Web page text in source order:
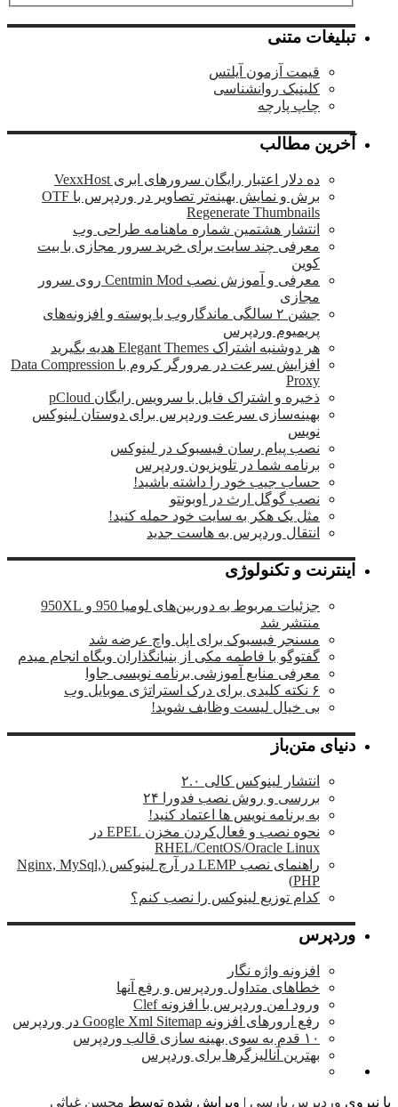
تبلیغات متنی
قیمت آزمون آیلتس
کلینیک روانشناسی
چاپ پارچه
آخرین مطالب
ده دلار اعتبار رایگان سرورهای ابری VexxHost
برش و نمایش بهینه‌تر تصاویر در وردپرس با OTF
Regenerate Thumbnails
انتشار هشتمین شماره ماهنامه طراحی وب
معرفی چند سایت برای خرید سرور مجازی با بیت
کوین
معرفی و آموزش نصب Centmin Mod روی سرور
مجازی
جشن ۲ سالگی ماندگار‌وب با پوسته و افزونه‌های
پریمیوم وردپرس
هر دوشنبه اشتراک Elegant Themes هدیه بگیرید
افزایش سرعت در مرورگر کروم با Data Compression
Proxy
ذخیره و اشتراک فایل با سرویس رایگان pCloud
بهینه‌سازی سرعت وردپرس برای دوستان لینوکس
نویس
نصب پیام رسان فیسبوک در لینوکس
برنامه شما در تلویزیون وردپرس
حساب جیب خود را داشته باشید!
نصب گوگل ارث در اوبونتو
مثل یک هکر به سایت خود حمله کنید!
انتقال وردپرس به هاست جدید
اینترنت و تکنولوژی
جزئیات مربوط به دوربین‌های لومیا 950 و 950XL
منتشر شد
مسنجر فیسبوک برای اپل واچ عرضه شد
گفتوگو با فاطمه مکی از بنیانگذاران وبگاه انجام میدم
معرفی منابع آموزشی برنامه نویسی جاوا
بی خیال لیست وظایف شوید!
دنیای متن‌باز
انتشار لینوکس کالی ۲.۰
بررسی و روش نصب فدورا ۲۴
به برنامه نویس ها اعتماد کنید!
نحوه نصب و فعال‌کردن مخزن EPEL در
RHEL/CentOS/Oracle Linux
راهنمای نصب LEMP در آرچ لینوکس (Nginx, MySql,
PHP)
کدام توزیع لینوکس را نصب کنم؟
وردپرس
افزونه واژه نگار
خطاهای متداول وردپرس و رفع آنها
ورود امن وردپرس با افزونه Clef
رفع ارورهای افزونه Google Xml Sitemap در وردپرس
۱۰ قدم به سوی بهینه سازی قالب وردپرس
بهترین آنالیزگرها برای وردپرس
وردپرس پارسی | ویرایش شده توسطمحسن غیاثی